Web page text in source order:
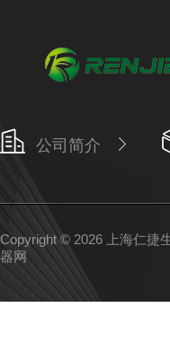
公司简介
Copyright © 2026 上海仁捷
器网